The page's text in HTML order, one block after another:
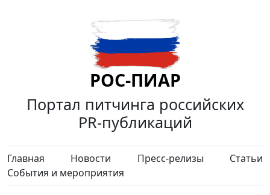
РОС-ПИАР
Портал питчинга российских
PR-публикаций
Главная Новости Пресс-релизы
Статьи
События и мероприятия